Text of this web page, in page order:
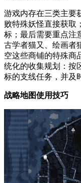
游戏内存在三类主要
败特殊妖怪直接获取
标；最后需要重点注
古学者猫又、绘画者
空这些商铺的特殊商
统化的收集规划：按
标的支线任务，并及
战略地图使用技巧